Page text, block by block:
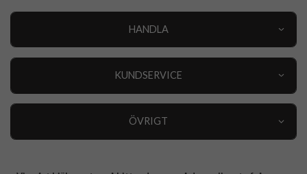
HANDLA
KUNDSERVICE
ÖVRIGT